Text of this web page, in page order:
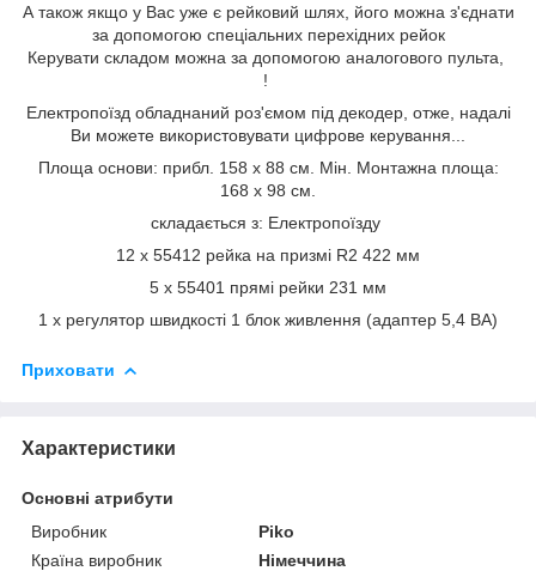
А також якщо у Вас уже є рейковий шлях, його можна з'єднати
за допомогою спеціальних перехідних рейок
Керувати складом можна за допомогою аналогового пульта,
!
Електропоїзд обладнаний роз'ємом під декодер, отже, надалі
Ви можете використовувати цифрове керування...
Площа основи: прибл. 158 x 88 см. Мін. Монтажна площа:
168 x 98 см.
складається з: Електропоїзду
12 x 55412 рейка на призмі R2 422 мм
5 x 55401 прямі рейки 231 мм
1 х регулятор швидкості 1 блок живлення (адаптер 5,4 ВА)
Приховати
Характеристики
Основні атрибути
Виробник
Piko
Країна виробник
Німеччина